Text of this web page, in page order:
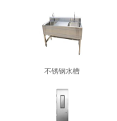
不锈钢水槽